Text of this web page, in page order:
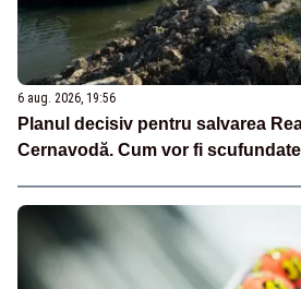
6 aug. 2026, 19:56
Planul decisiv pentru salvarea
Cernavodă. Cum vor fi